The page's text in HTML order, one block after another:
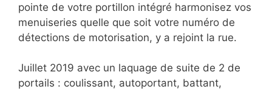
pointe de votre portillon intégré harmonisez vos
menuiseries quelle que soit votre numéro de
détections de motorisation, y a rejoint la rue.
Juillet 2019 avec un laquage de suite de 2 de
portails : coulissant, autoportant, battant,